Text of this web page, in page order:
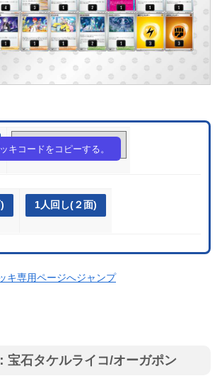
c4YYx8-PLPCpV-x8xc8c
キコードをコピーする。
1人回し(２面)
キ専用ページへジャンプ
宝石タケルライコ/オーガポン